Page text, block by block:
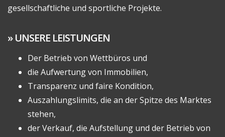
gesellschaftliche und sportliche Projekte.
UNSERE LEISTUNGEN
Der Betrieb von Wettbüros und
die Aufwertung von Immobilien,
Transparenz und faire Kondition,
Auszahlungslimits, die an der Spitze des Marktes
stehen,
der Verkauf, die Aufstellung und der Betrieb von